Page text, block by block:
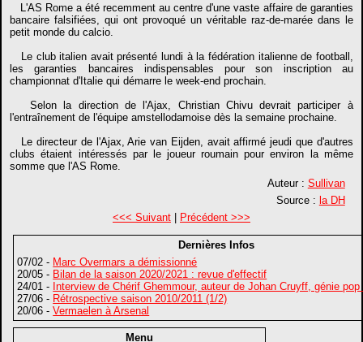
L'AS Rome a été recemment au centre d'une vaste affaire de garanties
bancaire falsifiées, qui ont provoqué un véritable raz-de-marée dans le
petit monde du calcio.
Le club italien avait présenté lundi à la fédération italienne de football,
les garanties bancaires indispensables pour son inscription au
championnat d'Italie qui démarre le week-end prochain.
Selon la direction de l'Ajax, Christian Chivu devrait participer à
l'entraînement de l'équipe amstellodamoise dès la semaine prochaine.
Le directeur de l'Ajax, Arie van Eijden, avait affirmé jeudi que d'autres
clubs étaient intéressés par le joueur roumain pour environ la même
somme que l'AS Rome.
Auteur : Sullivan
Source : la DH
<<< Suivant| Précédent >>>
Dernières Infos
07/02 - Marc Overmars a démissionné
20/05 - Bilan de la saison 2020/2021 : revue d'effectif
24/01 - Interview de Chérif Ghemmour, auteur de Johan Cruyff, génie
27/06 - Rétrospective saison 2010/2011 (1/2)
20/06 -Vermaelen à Arsenal
Menu